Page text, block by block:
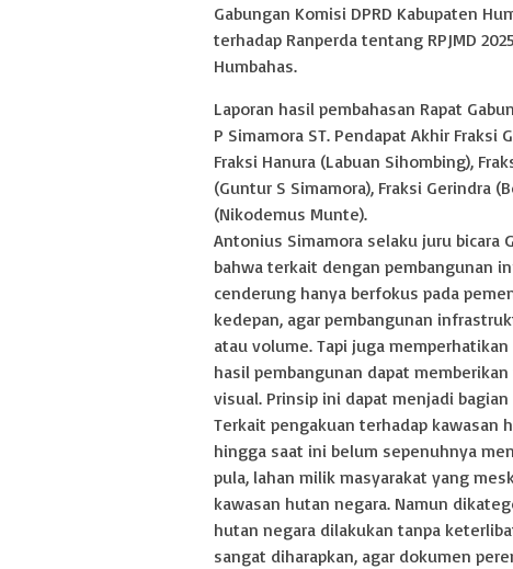
Gabungan Komisi DPRD Kabupaten
terhadap Ranperda tentang RPJMD
Humbahas.
Laporan hasil pembahasan Rapat
P Simamora ST. Pendapat Akhir Fraksi
Fraksi Hanura (Labuan Sihombing),
(Guntur S Simamora), Fraksi Gerindra
(Nikodemus Munte).
Antonius Simamora selaku juru bicara
bahwa terkait dengan pembangunan
cenderung hanya berfokus pada
kedepan, agar pembangunan
atau volume. Tapi juga
hasil pembangunan dapat
visual. Prinsip ini dapat menjadi
Terkait pengakuan terhadap kawasan
hingga saat ini belum sepenuhnya
pula, lahan milik masyarakat yang
kawasan hutan negara. Namun
hutan negara dilakukan tanpa
sangat diharapkan, agar dokumen